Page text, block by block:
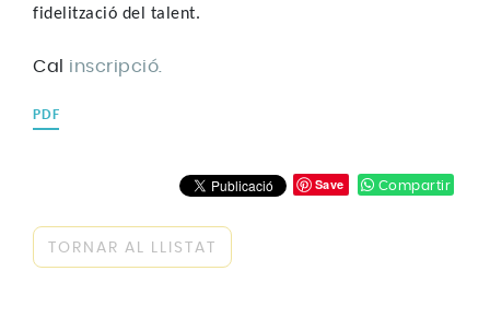
fidelització del talent.
Cal inscripció
PDF
Save Compartir
TORNAR AL LLISTAT